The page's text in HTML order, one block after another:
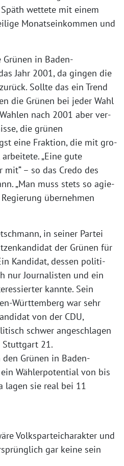
wet­te­te mit einem
Monatseinkommen und
in Baden-
Jahr 2001, da gin­gen die
Sollte das ein Trend
die Grünen bei jeder Wahl
nach 2001 aber ver­
die grü­nen
eine Fraktion, die mit gro­
„Eine gute
– so das Credo des
„Man muss stets so agie­
über­neh­men
in sei­ner Partei
der Grünen für
Kandidat, des­sen poli­ti­
nur Journalisten und ein
kann­te. Sein
Württemberg war sehr
von der CDU,
schwer ange­schla­gen
Stuttgart 21.
Grünen in Baden-
Wählerpotential von bis
lagen sie real bei 11
Volksparteicharakter und
gar kei­ne sein